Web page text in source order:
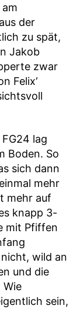
der
zu spät,
Jakob
zwar
Felix‘
lag
Boden. So
sich dann
mehr
mehr auf
knapp 3-
mit Pfiffen
wild an
und die
Wie
sein,